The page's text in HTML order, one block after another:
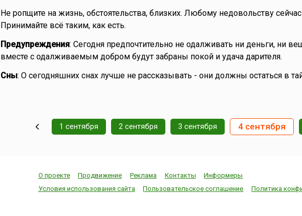
Не ропщите на жизнь, обстоятельства, близких. Любому недовольству
Принимайте всё таким, как есть.
Предупреждения: Сегодня предпочтительно не одалживать ни деньги, ни
вместе с одалживаемым добром будут забраны покой и удача дарителя.
Сны: О сегодняшних снах лучше не рассказывать - они должны остаться в
1 сентября 2 сентября 3 сентября 4 сентября
О проекте Продвижение Реклама Контакты
Информеры
Условия использования сайта
Пользовательское соглашение Политика